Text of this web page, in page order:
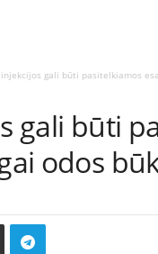
gali būti pasitelkiamos
gali būti
odos